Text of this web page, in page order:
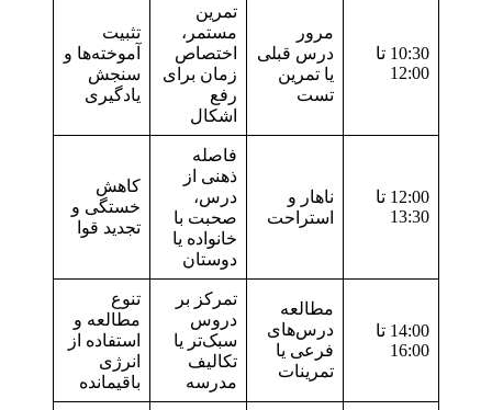
10:30 تا
12:00
مرور
درس قبلی
یا تمرین
تست
تمرین
مستمر،
اختصاص
زمان برای
اشکال
تثبیت
آموخته‌ها و
سنجش
یادگیری
12:00 تا
13:30
ناهار و
استراحت
فاصله
ذهنی از
درس،
صحبت با
خانواده یا
دوستان
کاهش
خستگی و
تجدید قوا
14:00 تا
16:00
مطالعه
درس‌های
فرعی یا
تمرینات
تمرکز بر
دروس
سبک‌تر یا
تکالیف
مدرسه
مطالعه و
استفاده از
انرژی
باقیمانده